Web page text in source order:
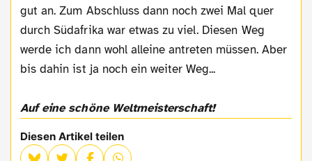
gut an. Zum Abschluss dann noch zwei Mal quer
durch Südafrika war etwas zu viel. Diesen Weg
werde ich dann wohl alleine antreten müssen. Aber
bis dahin ist ja noch ein weiter Weg...
Auf eine schöne Weltmeisterschaft!
Diesen Artikel teilen